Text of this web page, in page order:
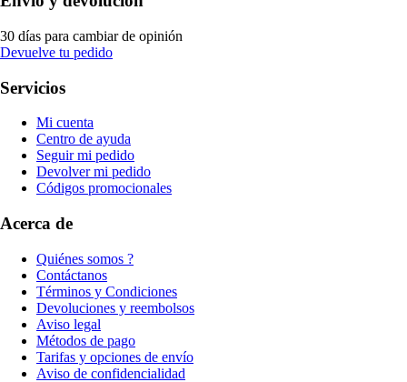
30 días para cambiar de opinión
Devuelve tu pedido
Servicios
Mi cuenta
Centro de ayuda
Seguir mi pedido
Devolver mi pedido
Códigos promocionales
Acerca de
Quiénes somos ?
Contáctanos
Términos y Condiciones
Devoluciones y reembolsos
Aviso legal
Métodos de pago
Tarifas y opciones de envío
Aviso de confidencialidad